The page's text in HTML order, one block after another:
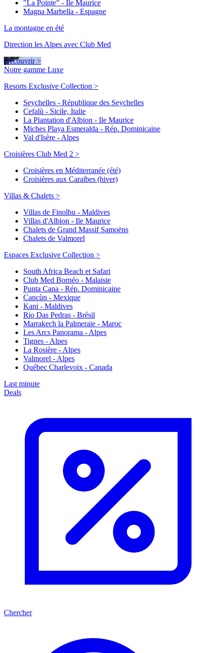
"La Pointe" - Ile Maurice
Magna Marbella - Espagne
La montagne en été
Direction les Alpes avec Club Med
Découvrir >
Notre gamme Luxe
Resorts Exclusive Collection >
Seychelles - République des Seychelles
Cefalù - Sicile, Italie
La Plantation d'Albion - Ile Maurice
Miches Playa Esmeralda - Rép. Dominicaine
Val d'Isère - Alpes
Croisières Club Med 2 >
Croisières en Méditerranée (été)
Croisières aux Caraïbes (hiver)
Villas & Chalets >
Villas de Finolhu - Maldives
Villas d'Albion - Ile Maurice
Chalets de Grand Massif Samoëns
Chalets de Valmorel
Espaces Exclusive Collection >
South Africa Beach et Safari
Club Med Bornéo - Malaisie
Punta Cana - Rép. Dominicaine
Cancùn - Mexique
Kani - Maldives
Rio Das Pedras - Brésil
Marrakech la Palmeraie - Maroc
Les Arcs Panorama - Alpes
Tignes - Alpes
La Rosière - Alpes
Valmorel - Alpes
Québec Charlevoix - Canada
Last minute
Deals
Chercher